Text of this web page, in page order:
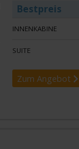
Bestpreis
INNENKABINE
SUITE
Zum Angebot